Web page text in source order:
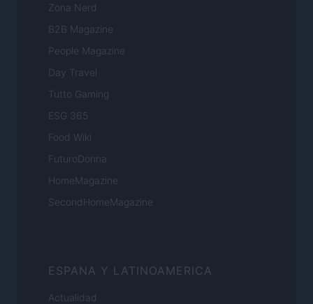
Zona Nerd
B2B Magazine
People Magazine
Day Travel
Tutto Gaming
ESG 365
Food Wiki
FuturoDonna
HomeMagazine
SecondHomeMagazine
ESPANA Y LATINOAMERICA
Actualidad